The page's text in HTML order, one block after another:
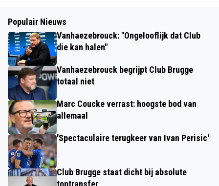
Populair Nieuws
Vanhaezebrouck: "Ongelooflijk dat Club
die kan halen"
Vanhaezebrouck begrijpt Club Brugge
totaal niet
Marc Coucke verrast: hoogste bod van
allemaal
'Spectaculaire terugkeer van Ivan Perisic'
Club Brugge staat dicht bij absolute
toptransfer